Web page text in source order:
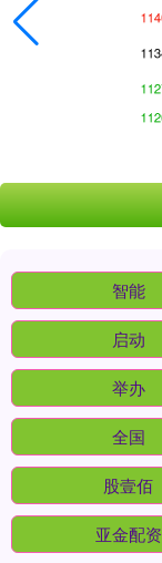
智能
启动
举办
全国
股壹佰
亚金配资